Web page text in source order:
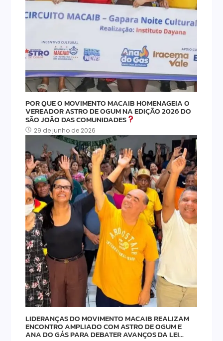
POR QUE O MOVIMENTO MACAIB HOMENAGEIA O
VEREADOR ASTRO DE OGUM NA EDIÇÃO 2026 DO
SÃO JOÃO DAS COMUNIDADES
29 de junho de 2026
LIDERANÇAS DO MOVIMENTO MACAIB REALIZAM
ENCONTRO AMPLIADO COM ASTRO DE OGUM E
ANA DO GÁS PARA DEBATER AVANÇOS DA LEI…